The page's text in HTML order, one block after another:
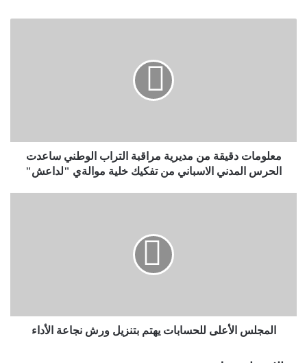
معلومات دقيقة من مديرية مراقبة التراب الوطني ساعدت
الحرس المدني الاسباني من تفكيك خلية موالةي "لداعش"
المجلس الأعلى للحسابات يهتم بتنزيل ورش نجاعة الأداء